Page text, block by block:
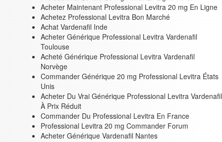
Acheter Maintenant Professional Levitra 20 mg En Ligne
Achetez Professional Levitra Bon Marché
Achat Vardenafil Inde
Acheter Générique Professional Levitra Vardenafil
Toulouse
Acheté Générique Professional Levitra Vardenafil
Norvège
Commander Générique 20 mg Professional Levitra États
Unis
Acheter Du Vrai Générique Professional Levitra Vardenafil
À Prix Réduit
Commander Du Professional Levitra En France
Professional Levitra 20 mg Commander Forum
Acheter Générique Vardenafil Nantes